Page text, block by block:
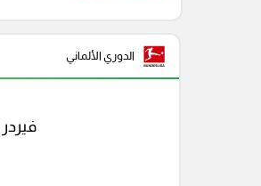
الدوري الألماني